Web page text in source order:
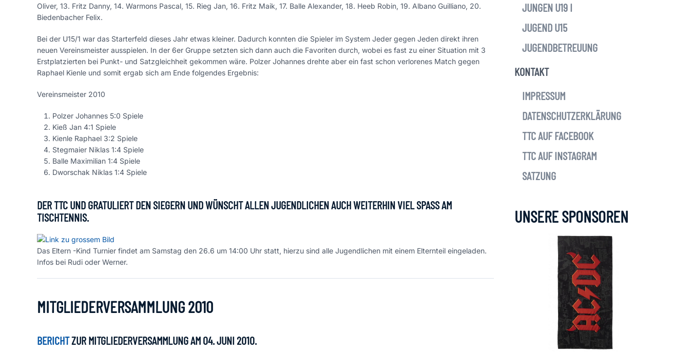
Oliver, 13. Fritz Danny, 14. Warmons Pascal, 15. Rieg Jan, 16. Fritz Maik, 17. Balle Alexander, 18. Heeb Robin, 19. Albano Guilliano, 20.
Biedenbacher Felix.
Bei der U15/1 war das Starterfeld dieses Jahr etwas kleiner. Dadurch konnten die Spieler im System Jeder gegen Jeden direkt ihren
neuen Vereinsmeister ausspielen. In der 6er Gruppe setzten sich dann auch die Favoriten durch, wobei es fast zu einer Situation mit 3
Erstplatzierten bei Punkt- und Satzgleichheit gekommen wäre. Polzer Johannes drehte aber ein fast schon verlorenes Match gegen
Raphael Kienle und somit ergab sich am Ende folgendes Ergebnis:
Vereinsmeister 2010
Polzer Johannes 5:0 Spiele
Kieß Jan 4:1 Spiele
Kienle Raphael 3:2 Spiele
Stegmaier Niklas 1:4 Spiele
Balle Maximilian 1:4 Spiele
Dworschak Niklas 1:4 Spiele
DER TTC UND GRATULIERT DEN SIEGERN UND WÜNSCHT ALLEN JUGENDLICHEN AUCH WEITERHIN VIEL SPASS AM T
ISCHTENNIS.
Das Eltern -Kind Turnier findet am Samstag den 26.6 um 14:00 Uhr statt, hierzu sind alle Jugendlichen mit einem Elternteil eingeladen.
Infos bei Rudi oder Werner.
MITGLIEDERVERSAMMLUNG 2010
BERICHTZUR MITGLIEDERVERSAMMLUNG AM 04. JUNI 2010.
JUNGEN U19 I
JUGEND U15
JUGENDBETREUUNG
KONTAKT
IMPRESSUM
DATENSCHUTZERKLÄRUNG
TTC AUF FACEBOOK
TTC AUF INSTAGRAM
SATZUNG
UNSERE SPONSOREN